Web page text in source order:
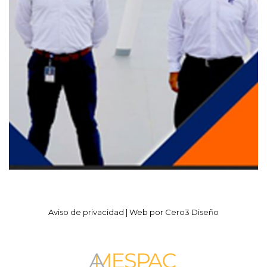
Aviso de privacidad | Web por Cero3 Diseño